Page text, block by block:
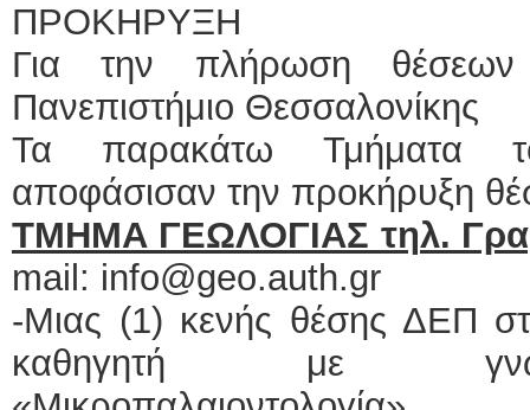
ΠΡΟΚΗΡΥΞΗ
Για την πλήρωση θέσεων
Πανεπιστήμιο Θεσσαλονίκης
Τα παρακάτω Τμήματα
αποφάσισαν την προκήρυξη
ΤΜΗΜΑ ΓΕΩΛΟΓΙΑΣ τηλ.
mail: info@geo.auth.gr
-Μιας (1) κενής θέσης ΔΕΠ
καθηγητή με